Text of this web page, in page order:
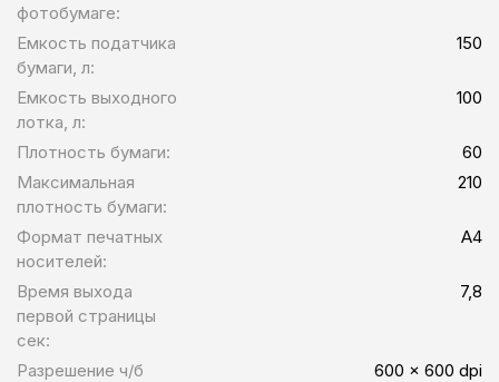
фотобумаге:
Емкость податчика
бумаги, л:
150
Емкость выходного
лотка, л:
100
Плотность бумаги:
60
Максимальная
плотность бумаги:
210
Формат печатных
носителей:
A4
Время выхода
первой страницы
сек:
7,8
Разрешение ч/б
600 x 600 dpi